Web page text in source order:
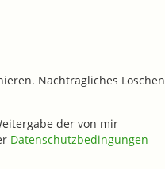
Nachträgliches Löschen
der von mir
Datenschutzbedingungen